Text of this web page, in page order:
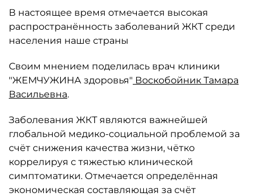
В настоящее время отмечается высокая
распространённость заболеваний ЖКТ среди
населения наше страны
Своим мнением поделилась врач клиники
"ЖЕМЧУЖИНА здоровья" Воскобойник Тамара
Васильевна.
Заболевания ЖКТ являются важнейшей
глобальной медико-социальной проблемой за
счёт снижения качества жизни, чётко
коррелируя с тяжестью клинической
симптоматики. Отмечается определённая
экономическая составляющая за счёт